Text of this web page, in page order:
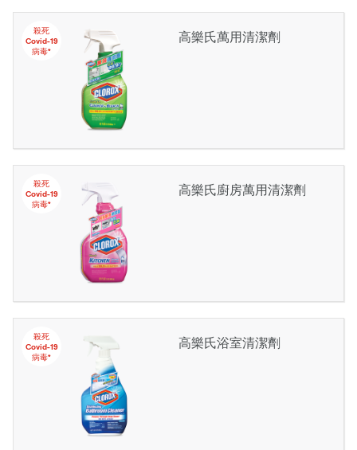
殺死
Covid-19
病毒*
高樂氏萬用清潔劑
殺死
Covid-19
病毒*
高樂氏廚房萬用清潔劑
殺死
Covid-19
病毒*
高樂氏浴室清潔劑